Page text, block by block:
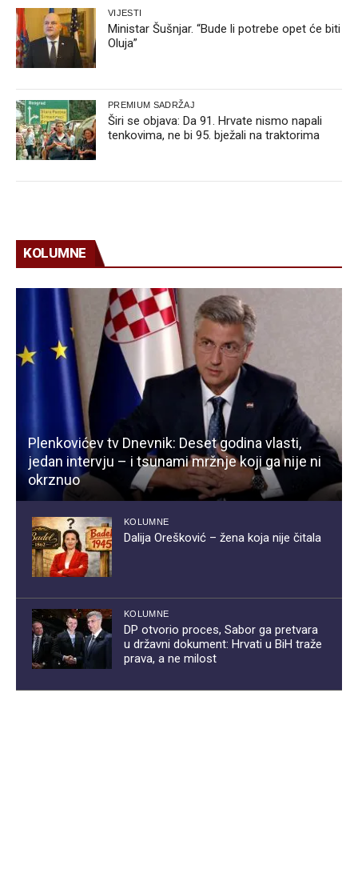
VIJESTI
Ministar Šušnjar. “Bude li potrebe opet će biti
Oluja”
PREMIUM SADRŽAJ
Širi se objava: Da 91. Hrvate nismo napali
tenkovima, ne bi 95. bježali na traktorima
KOLUMNE
Plenkovićev tv Dnevnik: Deset godina vlasti,
jedan intervju – i tsunami mržnje koji ga nije ni
okrznuo
KOLUMNE
Dalija Orešković – žena koja nije čitala
KOLUMNE
DP otvorio proces, Sabor ga pretvara
u državni dokument: Hrvati u BiH traže
prava, a ne milost